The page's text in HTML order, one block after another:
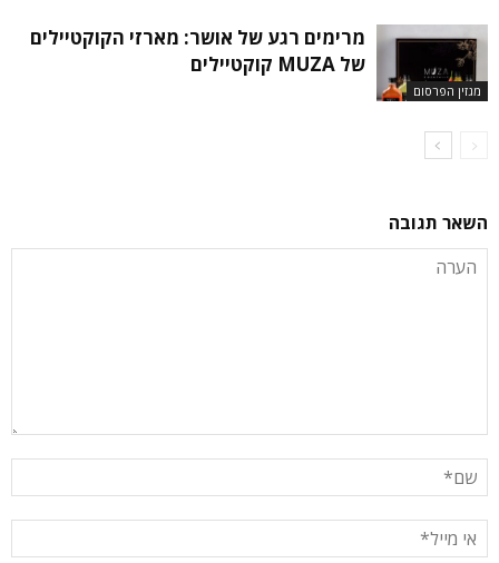
מגזין הפרסום
מרימים רגע של אושר: מארזי הקוקטיילים
של MUZA קוקטיילים
השאר תגובה